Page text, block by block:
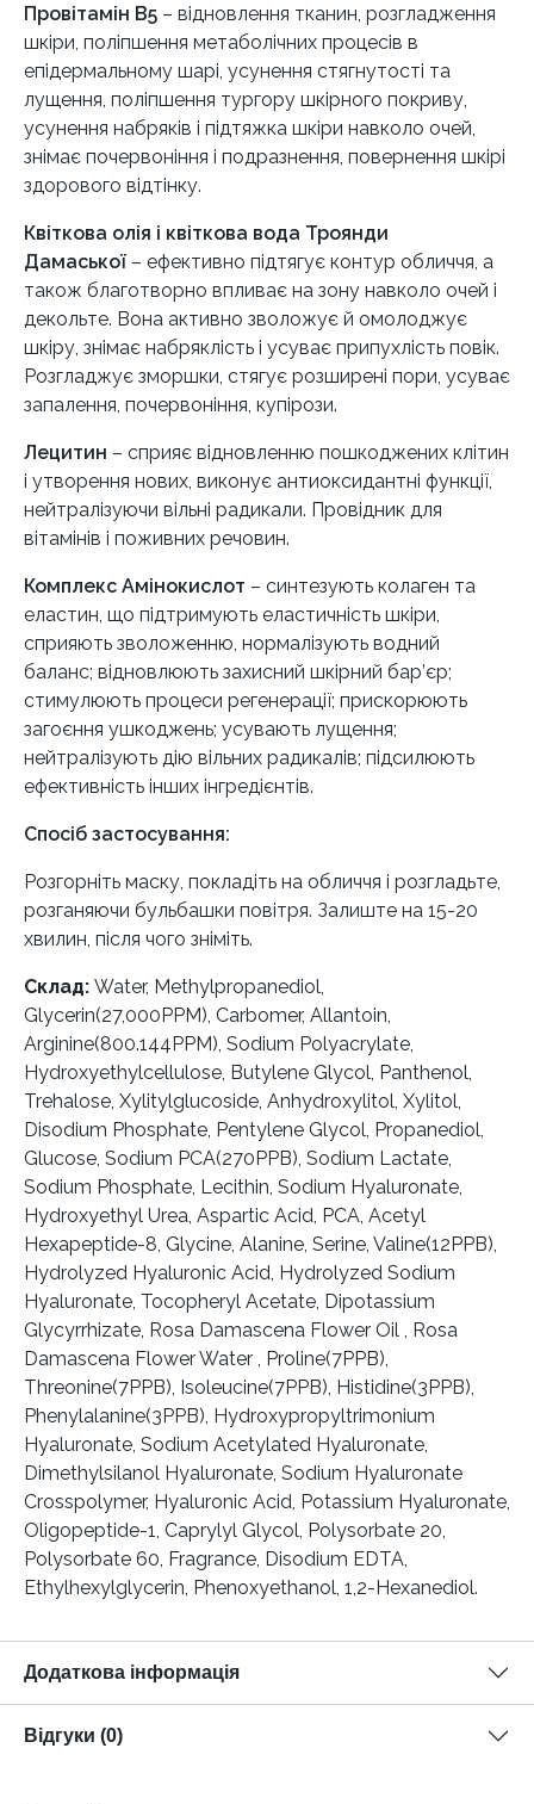
Провітамін В5 – відновлення тканин, розгладження
шкіри, поліпшення метаболічних процесів в
епідермальному шарі, усунення стягнутості та
лущення, поліпшення тургору шкірного покриву,
усунення набряків і підтяжка шкіри навколо очей,
знімає почервоніння і подразнення, повернення шкірі
здорового відтінку.
Квіткова олія і квіткова вода Троянди
Дамаської – ефективно підтягує контур обличчя, а
також благотворно впливає на зону навколо очей і
декольте. Вона активно зволожує й омолоджує
шкіру, знімає набряклість і усуває припухлість повік.
Розгладжує зморшки, стягує розширені пори, усуває
запалення, почервоніння, купірози.
Лецитин – сприяє відновленню пошкоджених клітин
і утворення нових, виконує антиоксидантні функції,
нейтралізуючи вільні радикали. Провідник для
вітамінів і поживних речовин.
Комплекс Амінокислот – синтезують колаген та
еластин, що підтримують еластичність шкіри,
сприяють зволоженню, нормалізують водний
баланс; відновлюють захисний шкірний бар’єр;
стимулюють процеси регенерації; прискорюють
загоєння ушкоджень; усувають лущення;
нейтралізують дію вільних радикалів; підсилюють
ефективність інших інгредієнтів.
Спосіб застосування:
Розгорніть маску, покладіть на обличчя і розгладьте,
розганяючи бульбашки повітря. Залиште на 15-20
хвилин, після чого зніміть.
Склад: Water, Methylpropanediol,
Glycerin(27,000PPM), Carbomer, Allantoin,
Arginine(800.144PPM), Sodium Polyacrylate,
Hydroxyethylcellulose, Butylene Glycol, Panthenol,
Trehalose, Xylitylglucoside, Anhydroxylitol, Xylitol,
Disodium Phosphate, Pentylene Glycol, Propanediol,
Glucose, Sodium PCA(270PPB), Sodium Lactate,
Sodium Phosphate, Lecithin, Sodium Hyaluronate,
Hydroxyethyl Urea, Aspartic Acid, PCA, Acetyl
Hexapeptide-8, Glycine, Alanine, Serine, Valine(12PPB),
Hydrolyzed Hyaluronic Acid, Hydrolyzed Sodium
Hyaluronate, Tocopheryl Acetate, Dipotassium
Glycyrrhizate, Rosa Damascena Flower Oil , Rosa
Damascena Flower Water , Proline(7PPB),
Threonine(7PPB), Isoleucine(7PPB), Histidine(3PPB),
Phenylalanine(3PPB), Hydroxypropyltrimonium
Hyaluronate, Sodium Acetylated Hyaluronate,
Dimethylsilanol Hyaluronate, Sodium Hyaluronate
Crosspolymer, Hyaluronic Acid, Potassium Hyaluronate,
Oligopeptide-1, Caprylyl Glycol, Polysorbate 20,
Polysorbate 60, Fragrance, Disodium EDTA,
Ethylhexylglycerin, Phenoxyethanol, 1,2-Hexanediol.
Додаткова інформація
Відгуки (0)